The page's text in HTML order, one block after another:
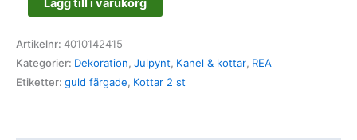
Lägg till i varukorg
Artikelnr: 4010142415
Kategorier: Dekoration, Julpynt, Kanel & kottar, REA
Etiketter: guld färgade, Kottar 2 st